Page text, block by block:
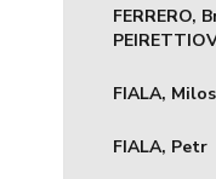
FERRERO,
FIALA,
FIALA, Petr